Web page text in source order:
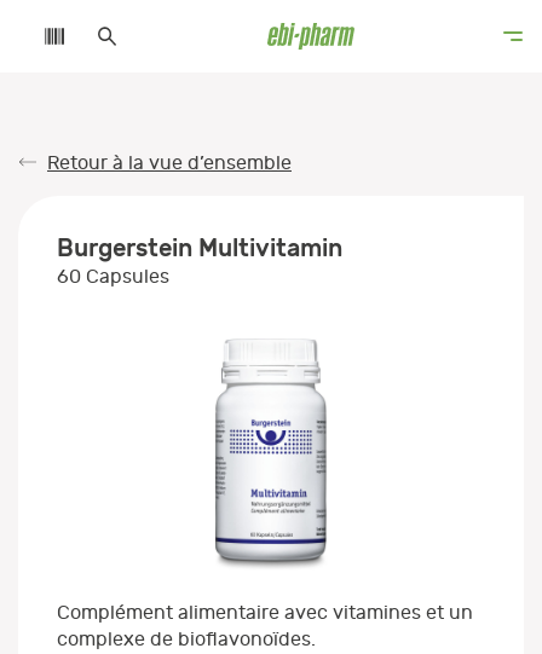
Retour à la vue d’ensemble
Burgerstein Multivitamin
60 Capsules
Complément alimentaire avec vitamines et un
complexe de bioflavonoïdes.